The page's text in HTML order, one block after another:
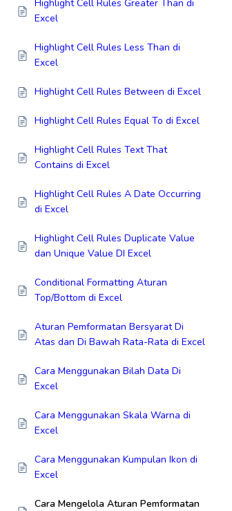
Highlight Cell Rules Greater Than di
Excel
Highlight Cell Rules Less Than di
Excel
Highlight Cell Rules Between di Excel
Highlight Cell Rules Equal To di Excel
Highlight Cell Rules Text That
Contains di Excel
Highlight Cell Rules A Date Occurring
di Excel
Highlight Cell Rules Duplicate Value
dan Unique Value DI Excel
Conditional Formatting Aturan
Top/Bottom di Excel
Aturan Pemformatan Bersyarat Di
Atas dan Di Bawah Rata-Rata di Excel
Cara Menggunakan Bilah Data Di
Excel
Cara Menggunakan Skala Warna di
Excel
Cara Menggunakan Kumpulan Ikon di
Excel
Cara Mengelola Aturan Pemformatan